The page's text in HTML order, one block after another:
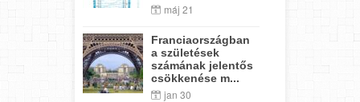
máj 21
Franciaországban
a születések
számának jelentős
csökkenése m...
jan 30